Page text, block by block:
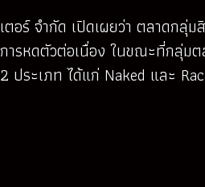
ร์ จำกัด เปิดเผยว่า ตลาดกลุ่
ารหดตัวต่อเนื่อง ในขณะที่กลุ่ม
ระเภท ได้แก่ Naked และ